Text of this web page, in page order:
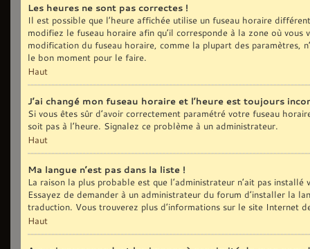
Les heures ne sont pas correctes !
Il est possible que l’heure affichée utilise un fuseau horaire
modifiez le fuseau horaire afin qu’il corresponde à la zone où
modification du fuseau horaire, comme la plupart des paramètres,
le bon moment pour le faire.
Haut
J’ai changé mon fuseau horaire et l’heure est toujours
Si vous êtes sûr d’avoir correctement paramétré votre fuseau
soit pas à l’heure. Signalez ce problème à un administrateur.
Haut
Ma langue n’est pas dans la liste !
La raison la plus probable est que l’administrateur n’ait pas
Essayez de demander à un administrateur du forum d’installer la
traduction. Vous trouverez plus d’informations sur le site Internet
Haut